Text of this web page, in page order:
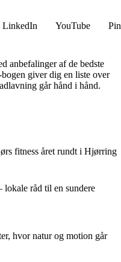
LinkedIn YouTube
anbefalinger af de bedste
bogen giver dig en liste over
går hånd i hånd.
fitness året rundt i Hjørring
råd til en sundere
hvor natur og motion går